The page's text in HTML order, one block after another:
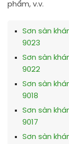
phẩm, v.v.
Sơn sàn
9023
Sơn sàn
9022
Sơn sàn
9018
Sơn sàn
9017
Sơn sàn